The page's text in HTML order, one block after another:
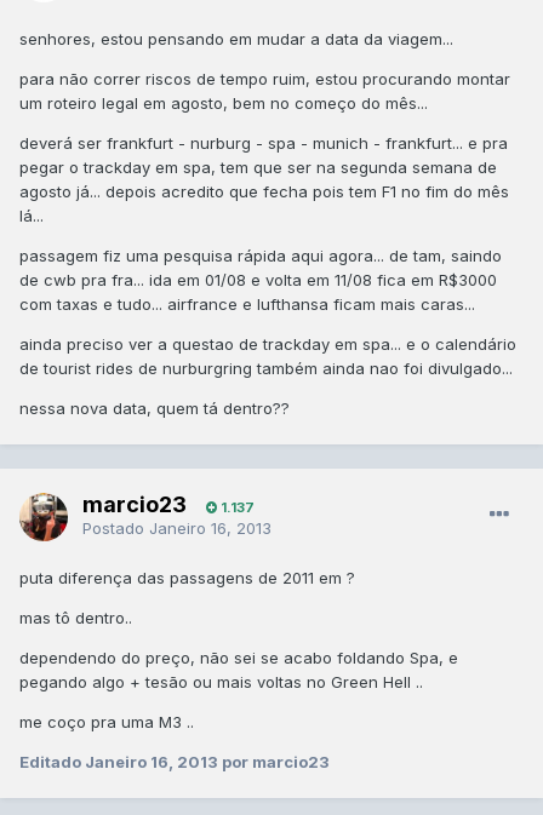
senhores, estou pensando em mudar a data da viagem...
para não correr riscos de tempo ruim, estou procurando montar
um roteiro legal em agosto, bem no começo do mês...
deverá ser frankfurt - nurburg - spa - munich - frankfurt... e pra
pegar o trackday em spa, tem que ser na segunda semana de
agosto já... depois acredito que fecha pois tem F1 no fim do mês
lá...
passagem fiz uma pesquisa rápida aqui agora... de tam, saindo
de cwb pra fra... ida em 01/08 e volta em 11/08 fica em R$3000
com taxas e tudo... airfrance e lufthansa ficam mais caras...
ainda preciso ver a questao de trackday em spa... e o calendário
de tourist rides de nurburgring também ainda nao foi divulgado...
nessa nova data, quem tá dentro??
marcio23 1.137
Postado Janeiro 16, 2013
puta diferença das passagens de 2011 em ?
mas tô dentro..
dependendo do preço, não sei se acabo foldando Spa, e
pegando algo + tesão ou mais voltas no Green Hell ..
me coço pra uma M3 ..
Editado Janeiro 16, 2013 por marcio23